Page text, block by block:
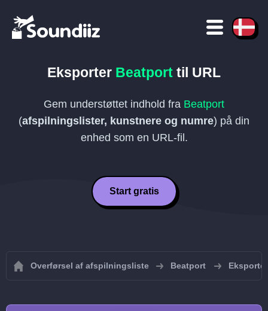
Eksporter Beatport til URL
Gem understøttet indhold fra Beatport
(afspilningslister, kunstnere og numre) på din
enhed som en URL-fil.
Start gratis
Overførsel af afspilningsliste Beatport